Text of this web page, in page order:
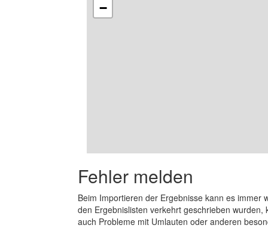
−
Fehler melden
Beim Importieren der Ergebnisse kann es
den Ergebnislisten verkehrt geschrieben
auch Probleme mit Umlauten oder anderen